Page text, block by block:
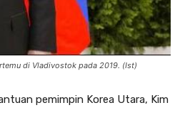
di Vladivostok pada 2019. (Ist)
pemimpin Korea Utara, Kim